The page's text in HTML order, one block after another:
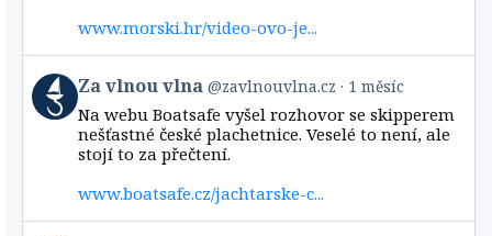
www.morski.hr/video-ovo-je...
View
post
by
Za vlnou vlna @zavlnouvlna.cz 1 měsíc
Na webu Boatsafe vyšel rozhovor se skipperem
nešťastné české plachetnice. Veselé to není, ale
stojí to za přečtení.
www.boatsafe.cz/jachtarske-c...